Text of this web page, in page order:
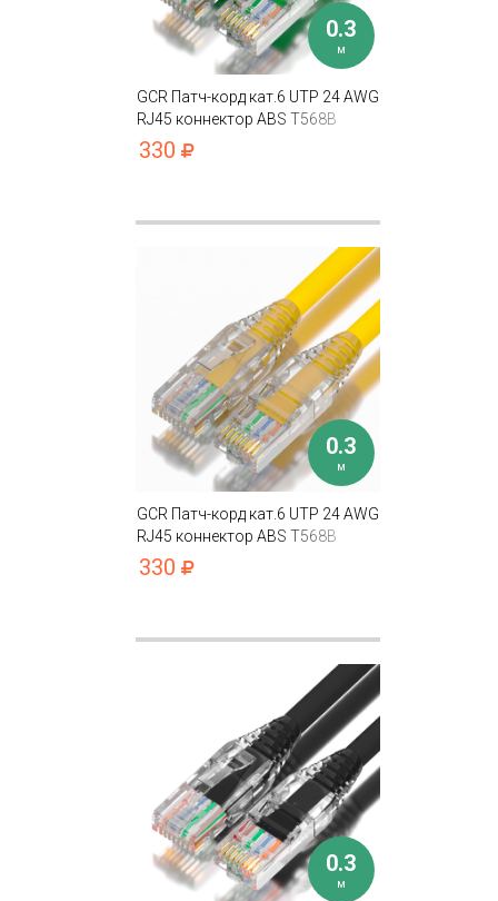
0.3
м
GCR Патч-корд кат.6 UTP 24 AWG
RJ45 коннектор ABS T568B
330
0.3
м
GCR Патч-корд кат.6 UTP 24 AWG
RJ45 коннектор ABS T568B
330
0.3
м